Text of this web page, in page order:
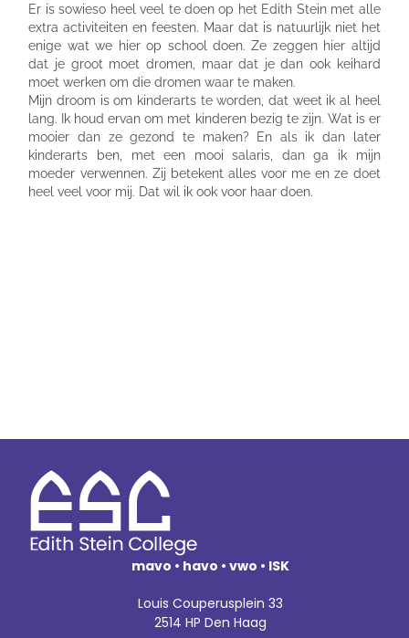
Er is sowieso heel veel te doen op het Edith Stein met alle
extra activiteiten en feesten. Maar dat is natuurlijk niet het
enige wat we hier op school doen. Ze zeggen hier altijd
dat je groot moet dromen, maar dat je dan ook keihard
moet werken om die dromen waar te maken.
Mijn droom is om kinderarts te worden, dat weet ik al heel
lang. Ik houd ervan om met kinderen bezig te zijn. Wat is er
mooier dan ze gezond te maken? En als ik dan later
kinderarts ben, met een mooi salaris, dan ga ik mijn
moeder verwennen. Zij betekent alles voor me en ze doet
heel veel voor mij. Dat wil ik ook voor haar doen.
mavo • havo • vwo • ISK
Louis Couperusplein 33
2514 HP Den Haag